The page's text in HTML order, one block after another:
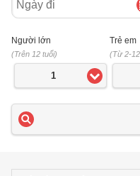
đi
Người lớn
(Trên 12 tuổi)
1
Trẻ em
(Từ 2-